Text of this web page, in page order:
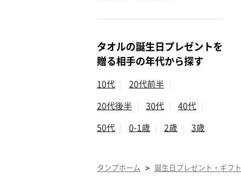
タオルの誕生日プレゼントを
贈る相手の年代から探す
10代 20代前半
20代後半
30代 40代
50代
0-1歳 2歳 3歳
タンプホーム > 誕生日プレゼント・ギフト